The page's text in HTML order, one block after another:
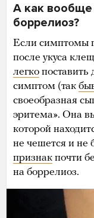
А как вообще
боррелиоз?
Если симптомы
после укуса
легко
симптом (так
своеобразная
эритема». Она
которой
не чешется и не
признак почти
на боррелиоз.